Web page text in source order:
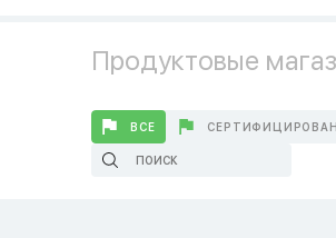
Продуктовые
ВСЕ